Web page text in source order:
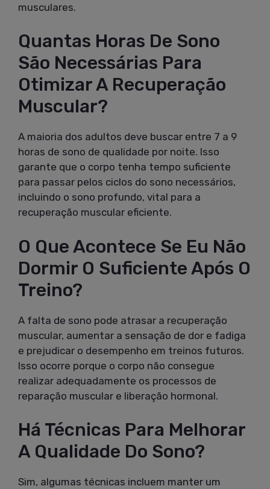
musculares.
Quantas Horas De Sono
São Necessárias Para
Otimizar A Recuperação
Muscular?
A maioria dos adultos deve buscar entre 7 a 9
horas de sono de qualidade por noite. Isso
garante que o corpo tenha tempo suficiente
para passar pelos ciclos do sono necessários,
incluindo o sono profundo, vital para a
recuperação muscular eficiente.
O Que Acontece Se Eu Não
Dormir O Suficiente Após O
Treino?
A falta de sono pode atrasar a recuperação
muscular, aumentar a sensação de dor e fadiga
e prejudicar o desempenho em treinos futuros.
Isso ocorre porque o corpo não consegue
realizar adequadamente os processos de
reparação muscular e liberação hormonal.
Há Técnicas Para Melhorar
A Qualidade Do Sono?
Sim, algumas técnicas incluem manter um